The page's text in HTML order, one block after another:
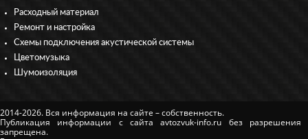
Расходный материал
Ремонт и настройка
Схемы подключения акустической системы
Цветомузыка
Шумоизоляция
2014-2026. Вся информация на сайте – собственность.
Публикация информации с сайта avtozvuk-info.ru без разрешения
запрещена.